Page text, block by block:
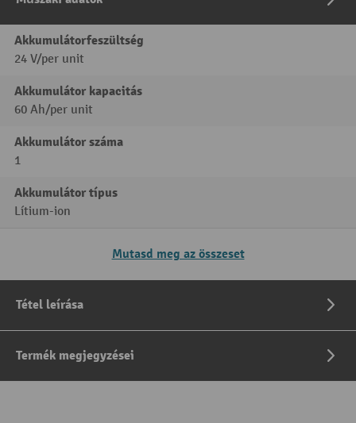
Akkumulátorfeszültség
24 V/per unit
Akkumulátor kapacitás
60 Ah/per unit
Akkumulátor száma
1
Akkumulátor típus
Lítium-ion
Mutasd meg az összeset
Tétel leírása
Termék megjegyzései